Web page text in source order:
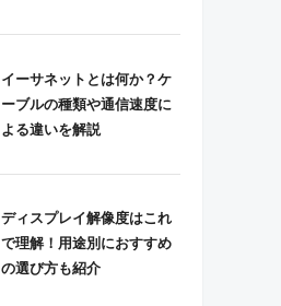
イーサネットとは何か？ケ
ーブルの種類や通信速度に
よる違いを解説
ディスプレイ解像度はこれ
で理解！用途別におすすめ
の選び方も紹介